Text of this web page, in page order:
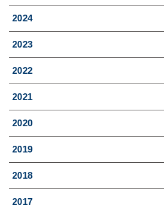
2024
2023
2022
2021
2020
2019
2018
2017